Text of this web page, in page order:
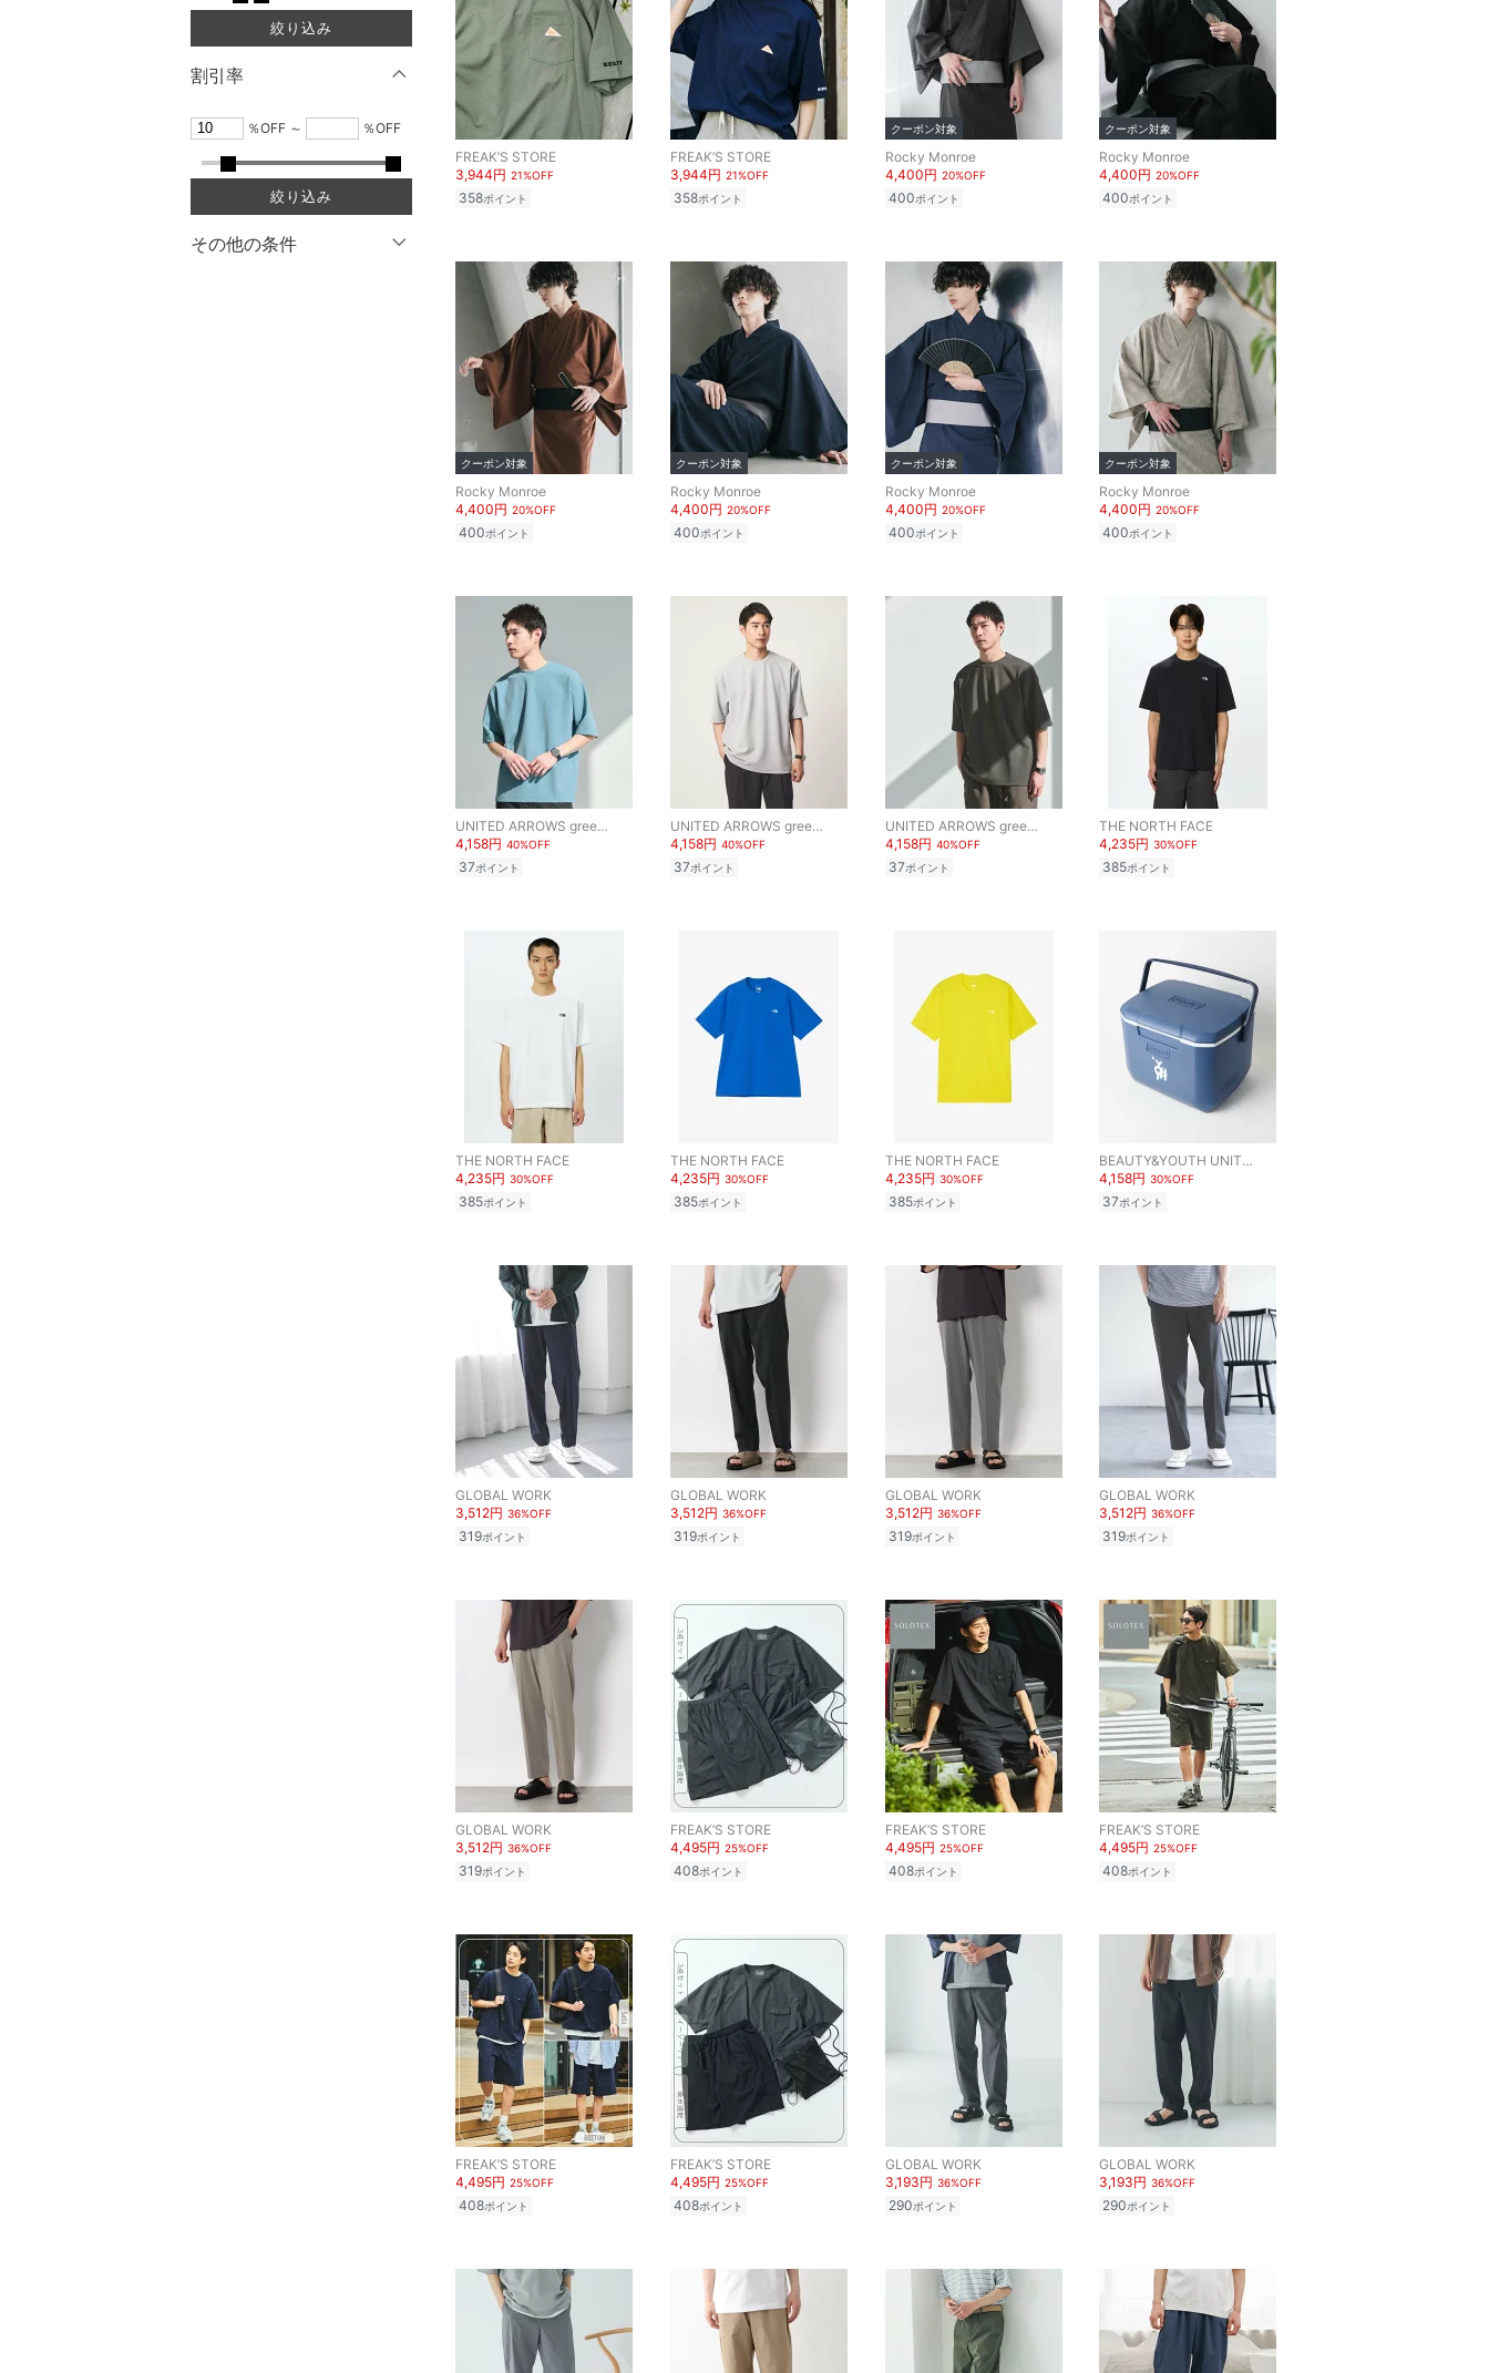
ボディケア・オーラルケ
ア
ヘアケア
フレグランス
13.5
16 16.5
17 17.5
18 18.5
絞り込み
絞り込み
割引率
％OFF ～ ％OFF
絞り込み
その他の条件
FREAK’S STORE
3,944円 21%OFF
358ポイント
FREAK’S STORE
3,944円 21%OFF
358ポイント
クーポン対象
Rocky Monroe
4,400円 20%OFF
400ポイント
クーポン対象
Rocky Monroe
4,400円 20%OFF
400ポイント
クーポン対象
Rocky Monroe
4,400円 20%OFF
400ポイント
クーポン対象
Rocky Monroe
4,400円 20%OFF
400ポイント
クーポン対象
Rocky Monroe
4,400円 20%OFF
400ポイント
クーポン対象
Rocky Monroe
4,400円 20%OFF
400ポイント
UNITED ARROWS green label relaxing
4,158円 40%OFF
37ポイント
UNITED ARROWS green label relaxing
4,158円 40%OFF
37ポイント
UNITED ARROWS green label relaxing
4,158円 40%OFF
37ポイント
THE NORTH FACE
4,235円 30%OFF
385ポイント
THE NORTH FACE
4,235円 30%OFF
385ポイント
THE NORTH FACE
4,235円 30%OFF
385ポイント
THE NORTH FACE
4,235円 30%OFF
385ポイント
BEAUTY&YOUTH UNITED ARROWS
4,158円 30%OFF
37ポイント
GLOBAL WORK
3,512円 36%OFF
319ポイント
GLOBAL WORK
3,512円 36%OFF
319ポイント
GLOBAL WORK
3,512円 36%OFF
319ポイント
GLOBAL WORK
3,512円 36%OFF
319ポイント
GLOBAL WORK
3,512円 36%OFF
319ポイント
FREAK’S STORE
4,495円 25%OFF
408ポイント
FREAK’S STORE
4,495円 25%OFF
408ポイント
FREAK’S STORE
4,495円 25%OFF
408ポイント
FREAK’S STORE
4,495円 25%OFF
408ポイント
FREAK’S STORE
4,495円 25%OFF
408ポイント
GLOBAL WORK
3,193円 36%OFF
290ポイント
GLOBAL WORK
3,193円 36%OFF
290ポイント